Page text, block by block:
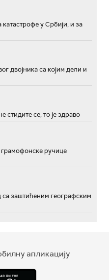
у Србији, и за
двојника са којим дели и
стидите се, то је здраво
грамофонске ручице
заштићеним географским
апликацију